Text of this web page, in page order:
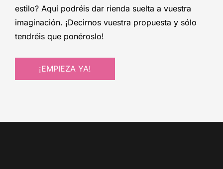
estilo? Aquí podréis dar rienda suelta a vuestra
imaginación. ¡Decirnos vuestra propuesta y sólo
tendréis que ponéroslo!
¡EMPIEZA YA!